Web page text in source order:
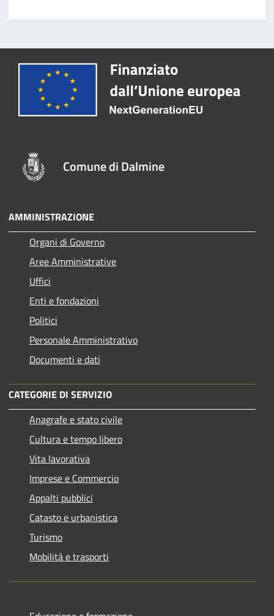
Comune di Dalmine
AMMINISTRAZIONE
Organi di Governo
Aree Amministrative
Uffici
Enti e fondazioni
Politici
Personale Amministrativo
Documenti e dati
CATEGORIE DI SERVIZIO
Anagrafe e stato civile
Cultura e tempo libero
Vita lavorativa
Imprese e Commercio
Appalti pubblici
Catasto e urbanistica
Turismo
Mobilità e trasporti